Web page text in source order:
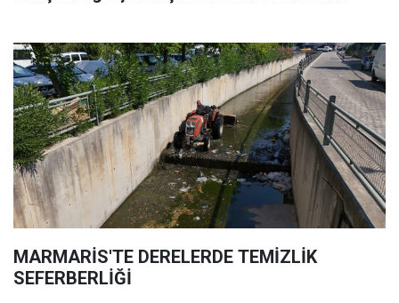
MARMARİS'TE DERELERDE TEMİZLİK
SEFERBERLİĞİ